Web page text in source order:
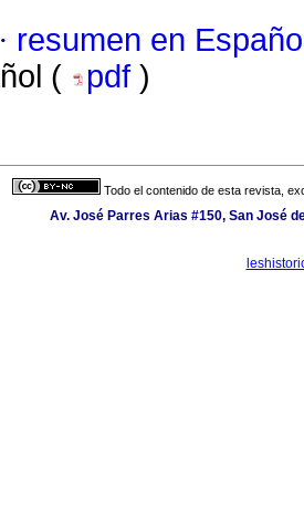
· resumen en
(
pdf )
Todo el contenido de esta revista,
Av. José Parres Arias #150, San José